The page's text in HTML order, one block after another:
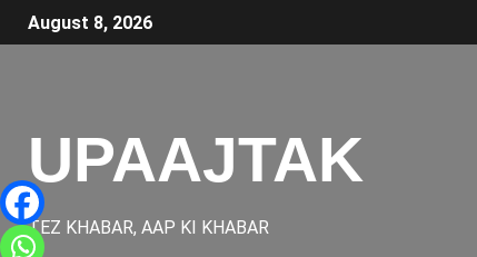
August 8, 2026
UPAAJTAK
TEZ KHABAR, AAP KI KHABAR